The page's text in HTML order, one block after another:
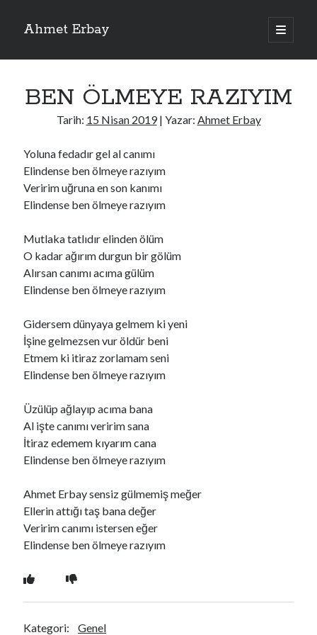
Ahmet Erbay
ana
menüyü
Yan
ELİF BENİ BIRAKMA
ÖLÜM GELSİN
DOĞRU YOLDAN ÇIKAMAM
Son Yorumlar
BAĞIŞLA ADINIiçindario72
BAĞIŞLA ADINIiçinold_betty6573
BAĞIŞLA ADINIiçinfoodie22
BAĞIŞLA ADINIiçinZoe72
Ara
BEN ÖLMEYE RAZIYIM
Tarih: 15 Nisan 2019| Yazar: Ahmet Erbay
Yoluna fedadır gel al canımı
Elindense ben ölmeye razıyım
Veririm uğruna en son kanımı
Elindense ben ölmeye razıyım
Mutlaka tatlıdır elinden ölüm
O kadar ağırım durgun bir gölüm
Alırsan canımı acıma gülüm
Elindense ben ölmeye razıyım
Gidersem dünyaya gelmem ki yeni
İşine gelmezsen vur öldür beni
Etmem ki itiraz zorlamam seni
Elindense ben ölmeye razıyım
Üzülüp ağlayıp acıma bana
Al işte canımı veririm sana
İtiraz edemem kıyarım cana
Elindense ben ölmeye razıyım
Ahmet Erbay sensiz gülmemiş meğer
Ellerin attığı taş bana değer
Veririm canımı istersen eğer
Elindense ben ölmeye razıyım
Kategori: Genel